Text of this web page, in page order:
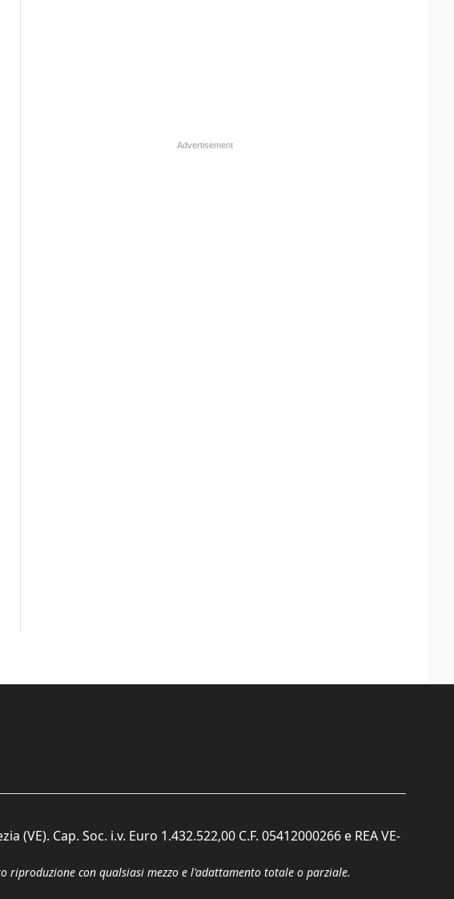
Cap. Soc. i.v. Euro 1.432.522,00 C.F. 05412000266 e REA VE-
con qualsiasi mezzo e l'adattamento totale o parziale.